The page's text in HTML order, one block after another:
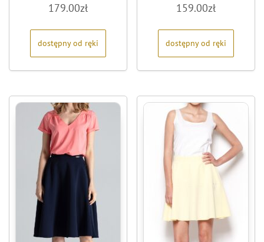
0
na
179.00zł
dostępny od ręki
0
na
159.00zł
dostępny od ręki